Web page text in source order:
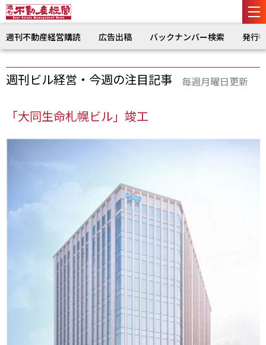
週刊不動産経営購読 広告出稿 バックナンバー検索 発行
週刊ビル経営・今週の注目記事 毎週月曜日更新
「大同生命札幌ビル」竣工